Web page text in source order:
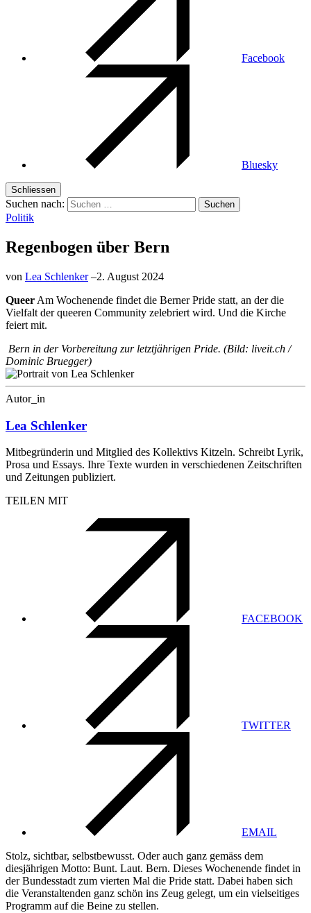
Facebook
Bluesky
Schliessen
Suchen nach:
Politik
Regenbogen über Bern
von Lea Schlenker –2. August 2024
Queer Am Wochenende findet die Berner Pride statt, an der die
Vielfalt der queeren Community zelebriert wird. Und die Kirche
feiert mit.
Bern in der Vorbereitung zur letztjährigen Pride. (Bild: liveit.ch /
Dominic Bruegger)
Autor_in
Lea Schlenker
Mitbegründerin und Mitglied des Kollektivs Kitzeln. Schreibt Lyrik,
Prosa und Essays. Ihre Texte wurden in verschiedenen Zeitschriften
und Zeitungen publiziert.
TEILEN MIT
FACEBOOK
TWITTER
EMAIL
Stolz, sichtbar, selbstbewusst. Oder auch ganz gemäss dem
diesjährigen Motto: Bunt. Laut. Bern. Dieses Wochenende findet in
der Bundesstadt zum vierten Mal die Pride statt. Dabei haben sich
die Veranstaltenden ganz schön ins Zeug gelegt, um ein vielseitiges
Programm auf die Beine zu stellen.